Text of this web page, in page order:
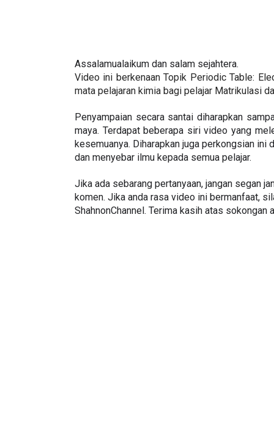
Assalamualaikum dan salam sejahtera.
Video ini berkenaan Topik Periodic Table:
mata pelajaran kimia bagi pelajar Matrikulasi
Penyampaian secara santai diharapkan
maya. Terdapat beberapa siri video yang
kesemuanya. Diharapkan juga perkongsian
dan menyebar ilmu kepada semua pelajar.
Jika ada sebarang pertanyaan, jangan segan
komen. Jika anda rasa video ini bermanfaat,
ShahnonChannel. Terima kasih atas sokongan